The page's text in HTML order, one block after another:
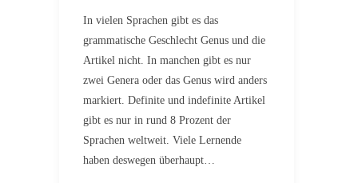
In vielen Sprachen gibt es das
grammatische Geschlecht Genus und die
Artikel nicht. In manchen gibt es nur
zwei Genera oder das Genus wird anders
markiert. Definite und indefinite Artikel
gibt es nur in rund 8 Prozent der
Sprachen weltweit. Viele Lernende
haben deswegen überhaupt…